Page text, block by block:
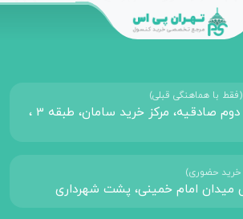
(فقط با هماهنگی قبلی)
تهران، فلکه دوم صادقیه، مرکز خرید سامان، طبقه 3 ،
خرید حضوری)
میدان امام خمینی، پشت شهرداری